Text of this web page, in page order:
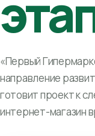
«Первый
направление
готовит проект к
интернет-магазин